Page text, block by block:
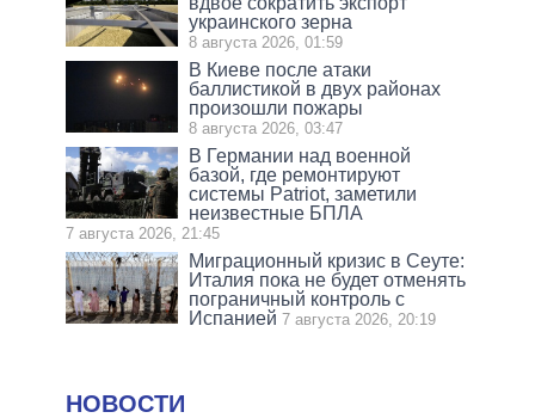
украинского зерна
8 августа 2026, 01:59
В Киеве после атаки
баллистикой в двух районах
произошли пожары
8 августа 2026, 03:47
В Германии над военной
базой, где ремонтируют
системы Patriot, заметили
неизвестные БПЛА
7 августа 2026, 21:45
Миграционный кризис в Сеуте:
Италия пока не будет отменять
пограничный контроль с
Испанией 7 августа 2026, 20:19
НОВОСТИ